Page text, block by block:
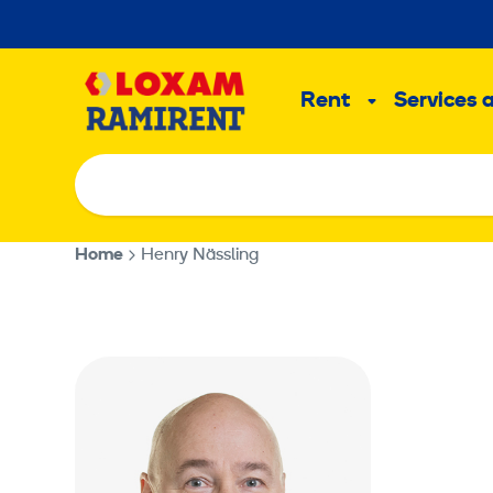
to
Rent
SubServices
Home Henry Nässling